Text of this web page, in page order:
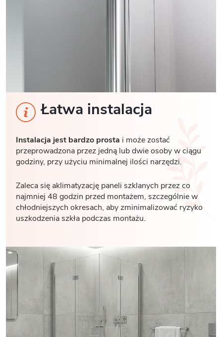
Łatwa instalacja
Instalacja jest bardzo prosta i może zostać
przeprowadzona przez jedną lub dwie osoby w ciągu
godziny, przy użyciu minimalnej ilości narzędzi.
Zaleca się aklimatyzację paneli szklanych przez co
najmniej 48 godzin przed montażem, szczególnie w
chłodniejszych okresach, aby zminimalizować ryzyko
uszkodzenia szkła podczas montażu.